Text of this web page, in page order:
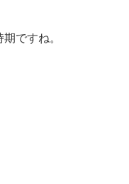
ですね。